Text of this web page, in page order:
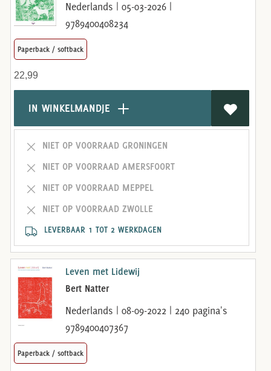
Nederlands | 05-03-2026 |
9789400408234
Paperback / softback
22,99
IN WINKELMANDJE
NIET OP VOORRAAD GRONINGEN
NIET OP VOORRAAD AMERSFOORT
NIET OP VOORRAAD MEPPEL
NIET OP VOORRAAD ZWOLLE
LEVERBAAR 1 TOT 2 WERKDAGEN
Leven met Lidewij
Bert Natter
Nederlands | 08-09-2022 | 240 pagina's
9789400407367
Paperback / softback